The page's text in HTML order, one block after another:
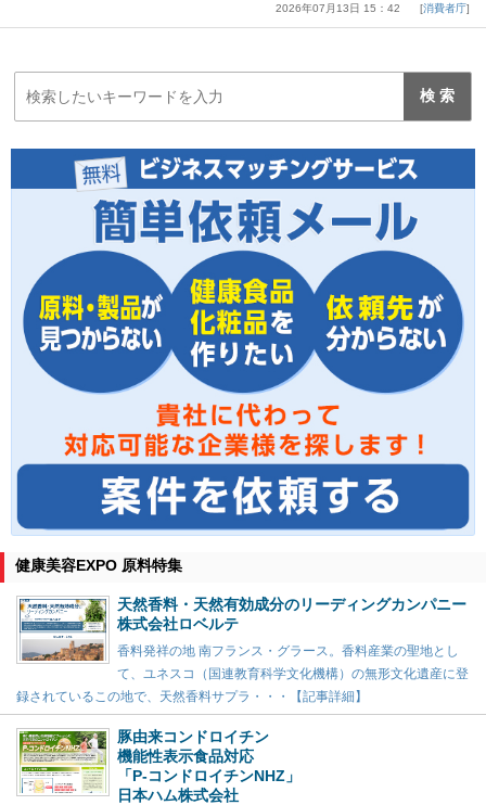
2026年07月13日 15：42 消費者庁
健康美容EXPO 原料特集
天然香料・天然有効成分のリーディングカンパニー
株式会社ロベルテ
香料発祥の地 南フランス・グラース。香料産業の聖地とし
て、ユネスコ（国連教育科学文化機構）の無形文化遺産に登
録されているこの地で、天然香料サプラ・・・【記事詳細】
豚由来コンドロイチン
機能性表示食品対応
「P-コンドロイチンNHZ」
日本ハム株式会社